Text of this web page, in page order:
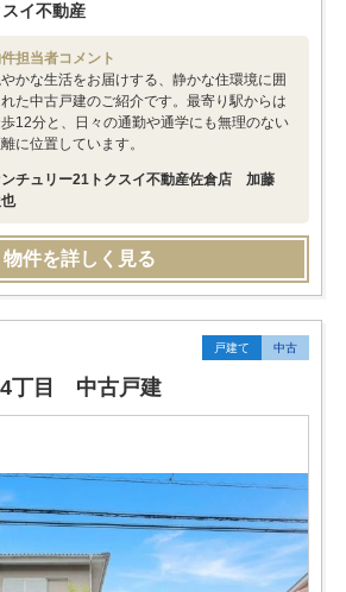
イ不動産
担当者コメント
かな生活をお届けする、静かな住環境に囲
れた中古戸建のご紹介です。最寄り駅からは
12分と、日々の通勤や通学にも無理のない
に位置しています。
チュリー21トクスイ不動産佐倉店 加藤
物件を詳しく見る
戸建て 中古
4丁目 中古戸建